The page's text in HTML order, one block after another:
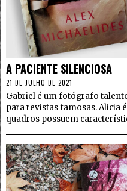
A PACIENTE SILENCIOSA
21 DE JULHO DE 2021
Gabriel é um fotógrafo
para revistas famosas. Alicia
quadros possuem